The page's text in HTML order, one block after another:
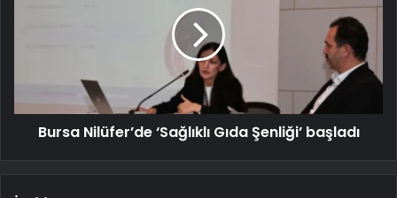
Bursa Nilüfer’de ‘Sağlıklı Gıda Şenliği’ başladı